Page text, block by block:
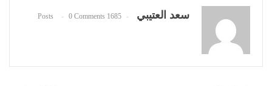
سعد العتيبي 1685 Posts
0 Comments